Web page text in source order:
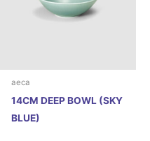
aeca
14CM DEEP BOWL (SKY
BLUE)